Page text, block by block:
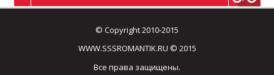
© Copyright 2010-2015
WWW.SSSROMANTIK.RU © 2015
Все права защищены.